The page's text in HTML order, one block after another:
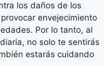
los daños de los
envejecimiento
Por lo tanto, al
no solo te sentirás
estarás cuidando